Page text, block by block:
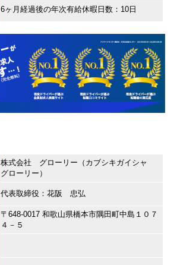
6ヶ月経過後の年次有給休暇日数：10日
株式会社 グローリー（カブシキガイシャ
グローリー）
代表取締役：花阪 忠弘
〒648-0017 和歌山県橋本市隅田町中島１０７
４－５